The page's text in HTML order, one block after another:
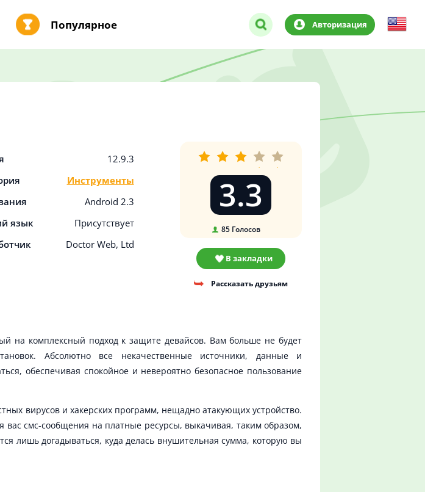
Популярное Авторизация
12.9.3
Инструменты
Android 2.3
язык
Присутствует
Doctor Web, Ltd
3.3
85 Голосов
В закладки
Рассказать друзьям
на комплексный подход к защите девайсов. Вам больше не будет
Абсолютно все некачественные источники, данные и
обеспечивая спокойное и невероятно безопасное пользование
вирусов и хакерских программ, нещадно атакующих устройство.
смс-сообщения на платные ресурсы, выкачивая, таким образом,
лишь догадываться, куда делась внушительная сумма, которую вы